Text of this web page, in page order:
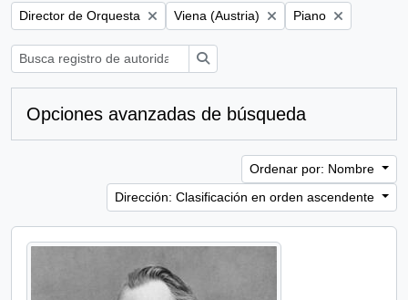
Remove filter:
Director de Orquesta Remove filter:
Viena (Austria) Remove filter:
Piano
Opciones avanzadas de búsqueda
Ordenar por: Nombre
Dirección: Clasificación en orden ascendente